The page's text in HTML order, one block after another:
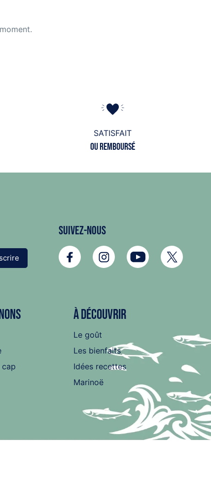
SATISFAIT
ou remboursé
Suivez-nous
cap
À découvrir
Le goût
Les bienfaits
Idées recettes
Marinoë